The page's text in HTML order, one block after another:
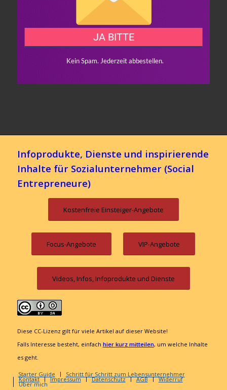
Infoprodukte, Dienste und inspirierende
Inhalte für Sozialunternehmer (Social
Entrepreneure)
Kostenfreie Einsteiger-Angebote
Focus-Angebote VIP-Angebote
Videos, Infos, Infoprodukte und Dienste
Diese CC-Lizenz gilt für viele Artikel auf dieser Website!
Falls Interesse besteht, einfach hier kurz mitteilen, um welche Inhalte
es geht.
Starter Guide Schritt für Schritt zum Lebensunternehmer
Kontakt Impressum Datenschutz AGB Widerruf
Über mich